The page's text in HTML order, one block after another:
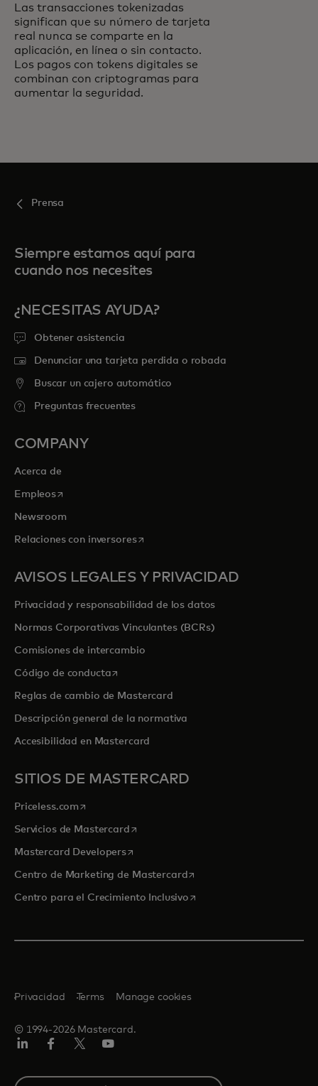
Las transacciones tokenizadas
significan que su número de tarjeta
real nunca se comparte en la
aplicación, en línea o sin contacto.
Los pagos con tokens digitales se
combinan con criptogramas para
aumentar la seguridad.
Prensa
Siempre estamos aquí para
cuando nos necesites
¿NECESITAS AYUDA?
Obtener asistencia
Denunciar una tarjeta perdida o robada
Buscar un cajero automático
Preguntas frecuentes
COMPANY
Acerca de
Empleosse abre en una pestaña nueva
Newsroom
Relaciones con inversoresse abre en una pestaña nueva
AVISOS LEGALES Y PRIVACIDAD
Privacidad y responsabilidad de los datos
Normas Corporativas Vinculantes (BCRs)
Comisiones de intercambio
Código de conductase abre en una pestaña nueva
Reglas de cambio de Mastercard
Descripción general de la normativa
Accesibilidad en Mastercard
SITIOS DE MASTERCARD
Priceless.com se abre en una pestaña nueva
Servicios de Mastercardse abre en una pestaña nueva
Mastercard Developersse abre en una pestaña nueva
Centro de Marketing de Mastercardse abre en una pestaña
Centro para el Crecimiento Inclusivose abre en una pestaña
© 1994-2026 Mastercard.
Privacidad Terms Manage cookies
Select